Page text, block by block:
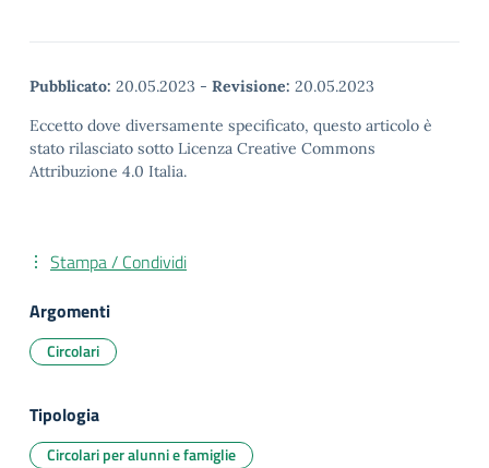
Pubblicato: 20.05.2023 - Revisione: 20.05.2023
Eccetto dove diversamente specificato, questo articolo è
stato rilasciato sotto Licenza Creative Commons
Attribuzione 4.0 Italia.
Stampa / Condividi
Argomenti
Circolari
Tipologia
Circolari per alunni e famiglie